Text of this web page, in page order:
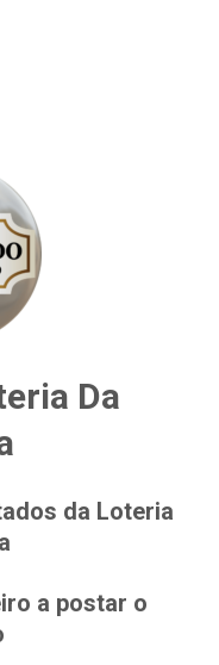
Da
da Loteria
a postar o